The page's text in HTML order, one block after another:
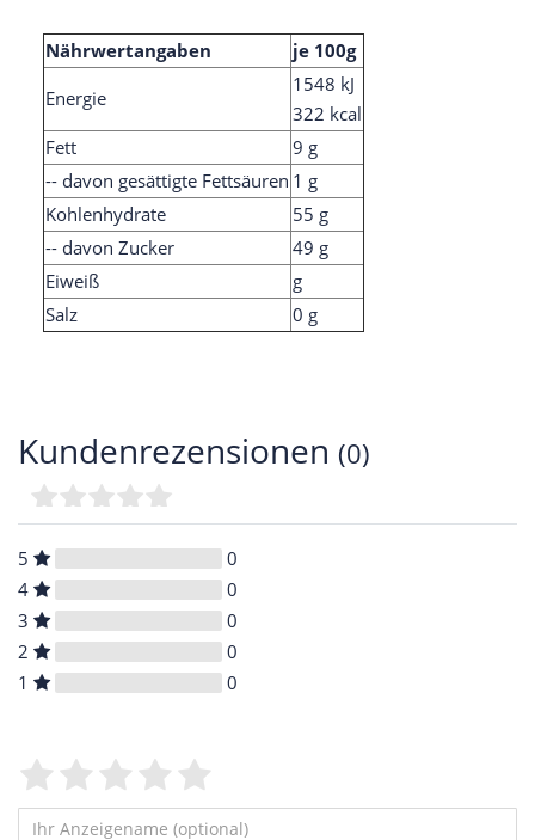
Nährwertangaben
je 100g
Energie
1548 kJ
322 kcal
Fett
9 g
-- davon gesättigte Fettsäuren 1 g
Kohlenhydrate
55 g
-- davon Zucker
49 g
Eiweiß
g
Salz
0 g
Kundenrezensionen (0)
5
0
4
0
3
0
2
0
1
0
Bewertungssterne
von
4
von
3
von
2
von
1
von